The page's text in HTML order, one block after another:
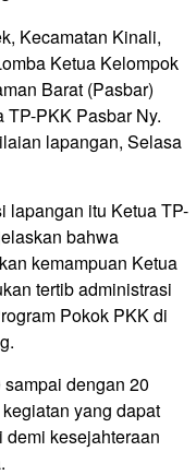
Kecamatan Kinali,
Ketua Kelompok
Barat (Pasbar)
PKK Pasbar Ny.
lapangan, Selasa
lapangan itu Ketua TP-
bahwa
kemampuan Ketua
tertib administrasi
Pokok PKK di
dengan 20
yang dapat
kesejahteraan